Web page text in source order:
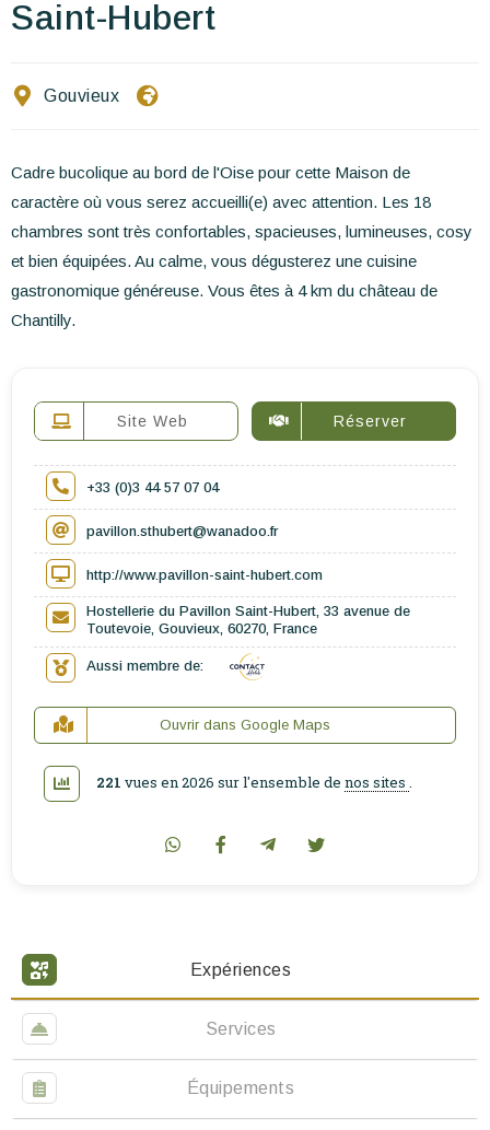
Ecrivez-nous
EN
Saint-Hubert
Gouvieux
Cadre bucolique au bord de l'Oise pour cette Maison de
caractère où vous serez accueilli(e) avec attention. Les 18
chambres sont très confortables, spacieuses, lumineuses, cosy
et bien équipées. Au calme, vous dégusterez une cuisine
gastronomique généreuse. Vous êtes à 4 km du château de
Chantilly.
Expériences
Services
Équipements
Site Web Réserver
+33 (0)3 44 57 07 04
pavillon.sthubert@wanadoo.fr
http://www.pavillon-saint-hubert.com
Hostellerie du Pavillon Saint-Hubert, 33 avenue de
Toutevoie, Gouvieux, 60270, France
Aussi membre de:
Ouvrir dans Google Maps
221 vues en 2026 sur l'ensemble de nos sites .